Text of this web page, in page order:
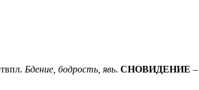
Бдение, бодрость, явь. СНОВИДЕНИЕ